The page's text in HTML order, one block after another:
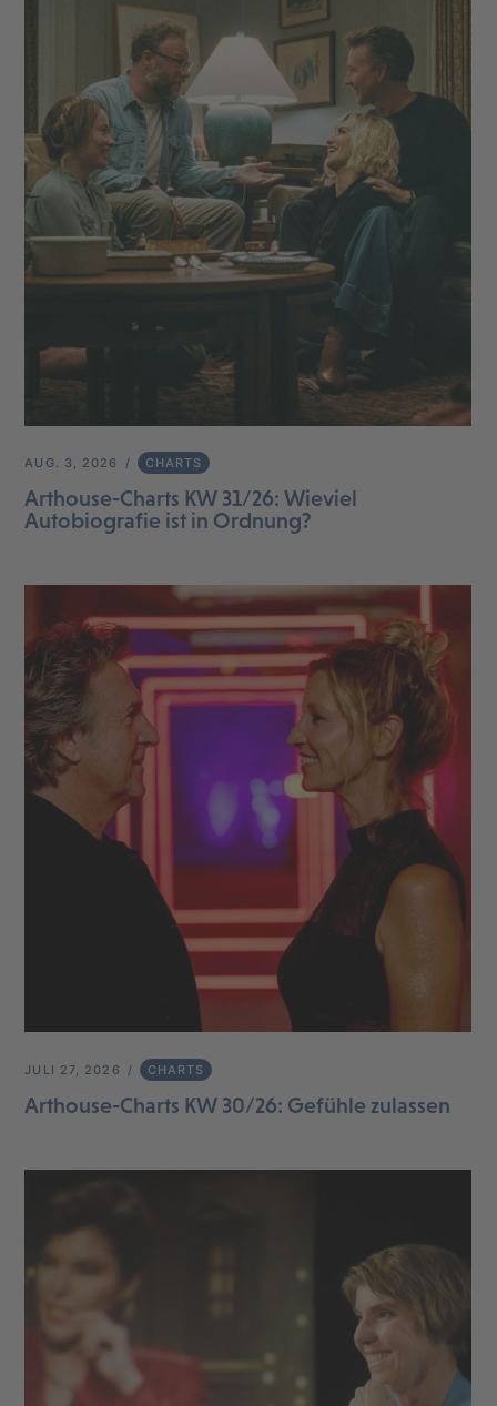
AUG. 3, 2026 CHARTS
Arthouse-Charts KW 31/26: Wieviel
Autobiografie ist in Ordnung?
JULI 27, 2026 CHARTS
Arthouse-Charts KW 30/26: Gefühle zulassen